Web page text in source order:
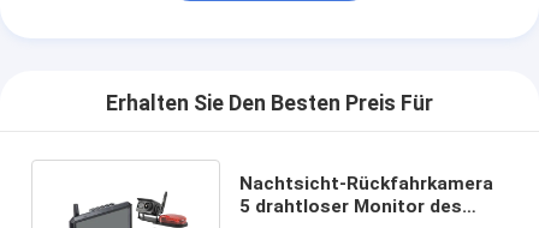
Erhalten Sie Den Besten Preis Für
Nachtsicht-Rückfahrkamera
5 drahtloser Monitor des